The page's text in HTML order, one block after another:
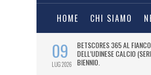
HOME CHI SIAMO
09
LUG 2026
BETSCORES 365 AL FIANCO
DELL’UDINESE CALCIO
BIENNIO.